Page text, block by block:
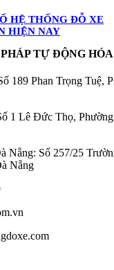
HỆ THỐNG ĐỖ XE
HIỆN NAY
TỰ ĐỘNG
189 Phan Trọng Tuệ,
1 Lê Đức Thọ,
Nẵng: Số 257/25
Nẵng